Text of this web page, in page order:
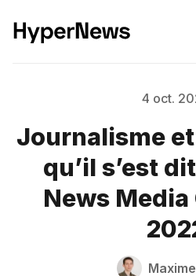
Confiance
Transformation
4 oct.
Journalisme
qu’il s’est
News